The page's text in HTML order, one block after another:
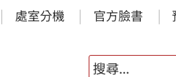
處室分機 官方臉書